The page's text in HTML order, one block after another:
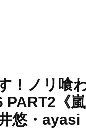
！ノリ喰
PART2《
悠・ayasi